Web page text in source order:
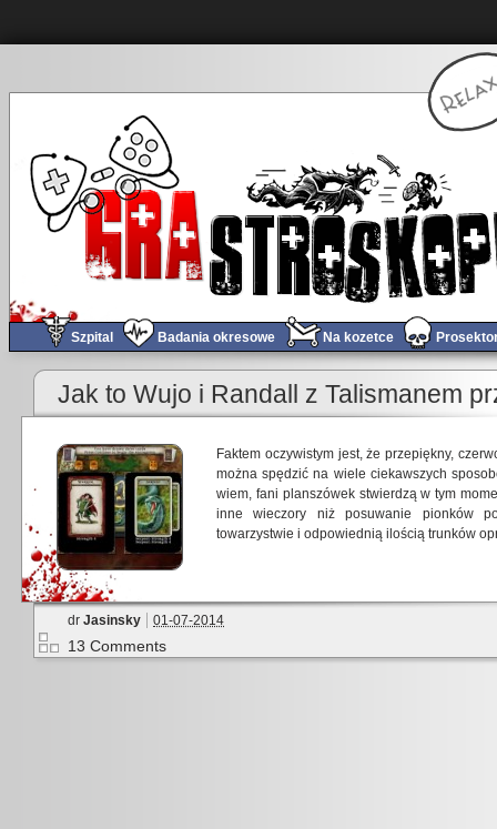
Szpital Badania okresowe Na kozetce
Jak to Wujo i Randall z Talismanem
Faktem oczywistym jest, że przepiękny,
można spędzić na wiele ciekawszych
wiem, fani planszówek stwierdzą w tym
inne wieczory niż posuwanie pionków
towarzystwie i odpowiednią ilością trunków
dr Jasinsky 01-07-2014
13 Comments